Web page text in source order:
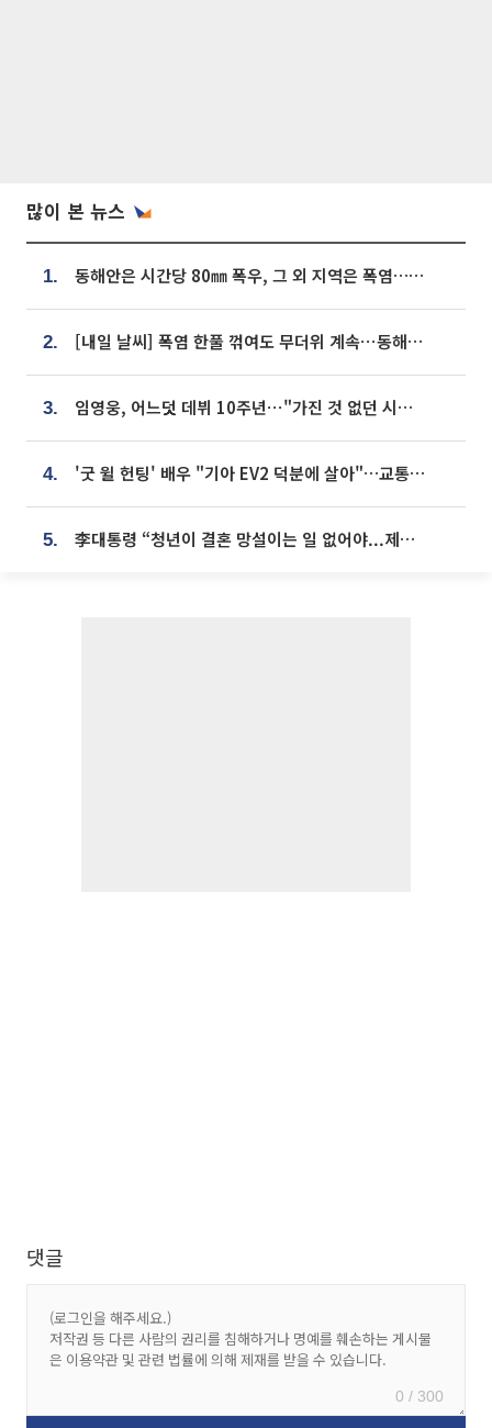
많이 본 뉴스
1. 동해안은 시간당 80㎜ 폭우, 그 외 지역은 폭염…‘극과 극 날씨’
2. [내일 날씨] 폭염 한풀 꺾여도 무더위 계속⋯동해안 이틀 연속 비
3. 임영웅, 어느덧 데뷔 10주년⋯"가진 것 없던 시절, 내 앞엔 20명의 팬뿐"
4. '굿 윌 헌팅' 배우 "기아 EV2 덕분에 살아"…교통사고 후 안전성 극찬
5. 李대통령 “청년이 결혼 망설이는 일 없어야...제도상 불이익 조사”
댓글
0 / 300